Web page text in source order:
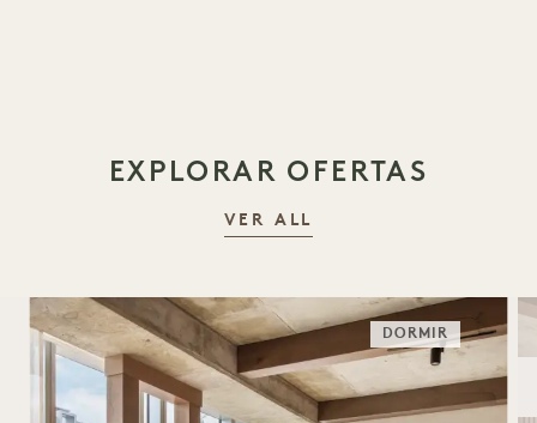
EXPLORAR OFERTAS
VER ALL
DORMIR